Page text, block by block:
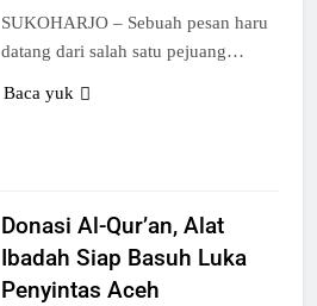
SUKOHARJO – Sebuah pesan haru
datang dari salah satu pejuang…
Baca yuk
Donasi Al-Qur’an, Alat
Ibadah Siap Basuh Luka
Penyintas Aceh